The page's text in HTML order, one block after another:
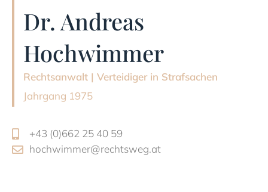
Dr. Andreas
Hochwimmer
Rechtsanwalt | Verteidiger in Strafsachen
Jahrgang 1975
+43 (0)662 25 40 59
hochwimmer@rechtsweg.at